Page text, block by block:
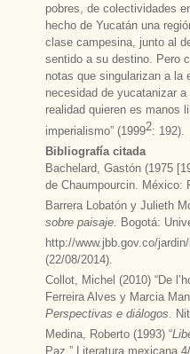
pobres, de colectividades
hecho de Yucatán una
clase campesina, junto al
sentido a su destino. Pero
notas que singularizan a la
necesidad de yucatanizar
realidad quieren es manos
imperialismo” (19992: 192).
Bibliografía citada
Bachelard, Gastón (1975
de Chaumpourcin. México:
Barrera Lobatón y Julieth
sobre paisaje. Bogotá:
http://www.jbb.gov.co/
(22/08/2014).
Collot, Michel (2010) “De
Ferreira Alves y Marcia
Perspectivas e diálogos.
Medina, Roberto (1993) “
Paz.” Literatura mexicana